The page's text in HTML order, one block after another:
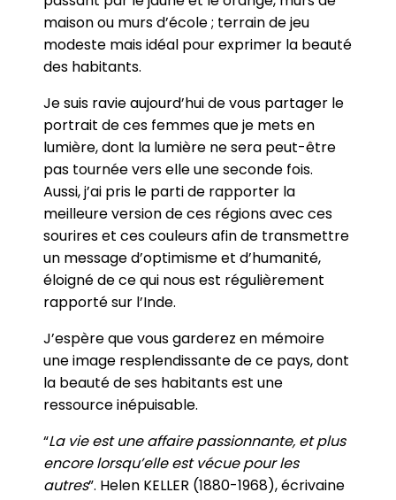
maison ou murs d’école ; terrain de jeu
modeste mais idéal pour exprimer la beauté
des habitants.
Je suis ravie aujourd’hui de vous partager le
portrait de ces femmes que je mets en
lumière, dont la lumière ne sera peut-être
pas tournée vers elle une seconde fois.
Aussi, j’ai pris le parti de rapporter la
meilleure version de ces régions avec ces
sourires et ces couleurs afin de transmettre
un message d’optimisme et d’humanité,
éloigné de ce qui nous est régulièrement
rapporté sur l’Inde.
J’espère que vous garderez en mémoire
une image resplendissante de ce pays, dont
la beauté de ses habitants est une
ressource inépuisable.
“La vie est une affaire passionnante, et plus
encore lorsqu’elle est vécue pour les
autres”. Helen KELLER (1880-1968), écrivaine